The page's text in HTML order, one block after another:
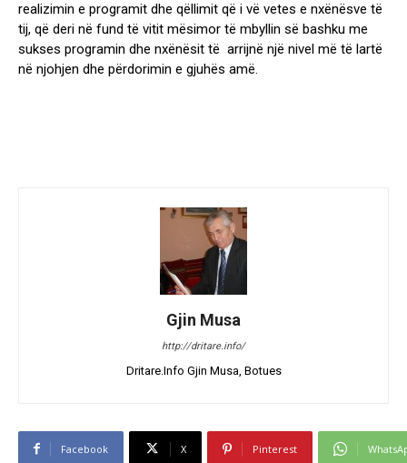
realizimin e programit dhe qëllimit që i vë vetes e nxënësve të
tij, që deri në fund të vitit mësimor të mbyllin së bashku me
sukses programin dhe nxënësit të arrijnë një nivel më të lartë
në njohjen dhe përdorimin e gjuhës amë.
Gjin Musa
http://dritare.info/
Dritare.Info Gjin Musa, Botues
Facebook X Pinterest